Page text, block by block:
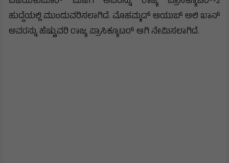
ಹುದ್ದೆಯಲ್ಲಿ ಮುಂದುವರಿಸಲಾಗಿದೆ. ಮೊಹಮ್ಮದ್ ಆಯುಬ್ ಅಲಿ ಖಾನ್‌
ಅವರನ್ನು ಹೆಚ್ಚುವರಿ ರಾಜ್ಯ ಪ್ರಾಸಿಕ್ಯೂಟರ್ ಆಗಿ ನೇಮಿಸಲಾಗಿದೆ.